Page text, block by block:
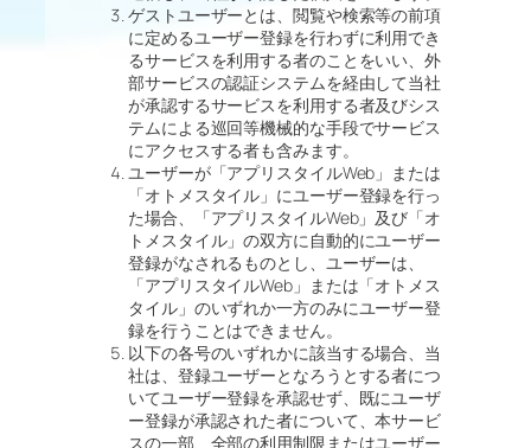
ゲストユーザーとは、閲覧や検索等の前項
に定めるユーザー登録を行わずに利用でき
るサービスを利用する者のことをいい、外
部サービスの認証システムを経由して当社
が承認するサービスを利用する者及びシス
テムによる巡回等機械的な手段でサービス
にアクセスする者も含みます。
ユーザーが「アプリスタイルWeb」または
「オトメスタイル」にユーザー登録を行っ
た場合、「アプリスタイルWeb」及び「オ
トメスタイル」の双方に自動的にユーザー
登録がなされるものとし、ユーザーは、
「アプリスタイルWeb」または「オトメス
タイル」のいずれか一方のみにユーザー登
録を行うことはできません。
以下の各号のいずれかに該当する場合、当
社は、登録ユーザーとなろうとする者につ
いてユーザー登録を承認せず、既にユーザ
ー登録が承認された者について、本サービ
スの一部、全部の利用制限またはユーザー